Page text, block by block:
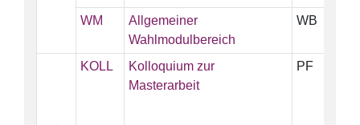
WM
Allgemeiner
Wahlmodulbereich
WB
KOLL
Kolloquium zur
Masterarbeit
PF